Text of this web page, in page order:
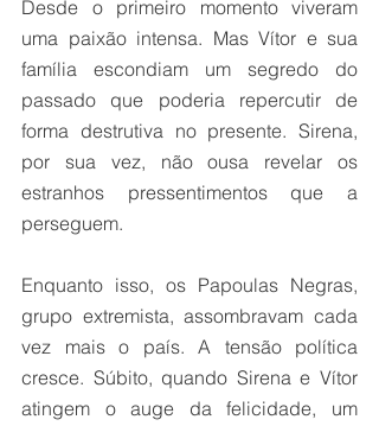
Desde o primeiro momento viveram
uma paixão intensa. Mas Vítor e sua
família escondiam um segredo do
passado que poderia repercutir de
forma destrutiva no presente. Sirena,
por sua vez, não ousa revelar os
estranhos pressentimentos que a
perseguem.
Enquanto isso, os Papoulas Negras,
grupo extremista, assombravam cada
vez mais o país. A tensão política
cresce. Súbito, quando Sirena e Vítor
atingem o auge da felicidade, um